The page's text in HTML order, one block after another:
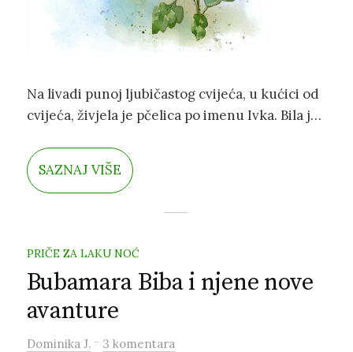
Na livadi punoj ljubičastog cvijeća, u kućici od
cvijeća, živjela je pčelica po imenu Ivka. Bila je
znamo, vrijedna bića koja oprašuju cvijeće.
Ivka je imala prekrasan žuti trbuh i vesela crna
SAZNAJ VIŠE
PRIČE ZA LAKU NOĆ
Bubamara Biba i njene nove
avanture
Dominika J. - 3 komentara